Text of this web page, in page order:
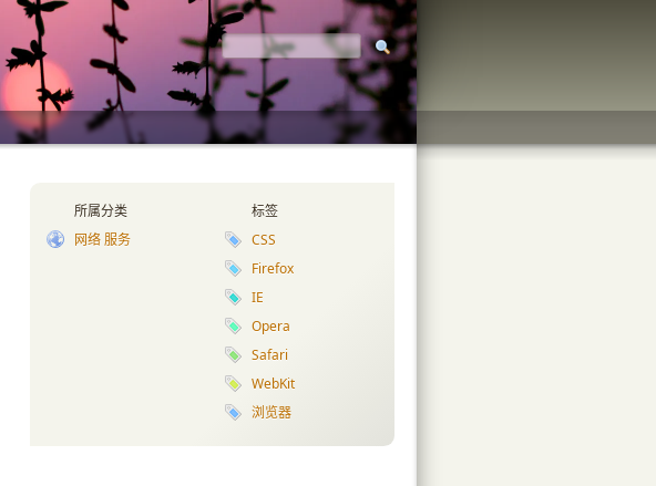
标签
CSS
Firefox
IE
Opera
Safari
WebKit
浏览器
所属分类
网络 服务